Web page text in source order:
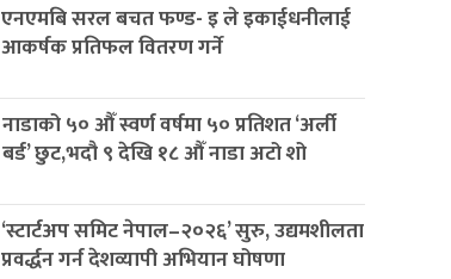
एनएमबि सरल बचत फण्ड- इ ले इकाईधनीलाई
आकर्षक प्रतिफल वितरण गर्ने
नाडाको ५० औँ स्वर्ण वर्षमा ५० प्रतिशत ‘अर्ली
बर्ड’ छुट,भदौ ९ देखि १८ औँ नाडा अटो शो
‘स्टार्टअप समिट नेपाल–२०२६’ सुरु, उद्यमशीलता
प्रवर्द्धन गर्न देशव्यापी अभियान घोषणा